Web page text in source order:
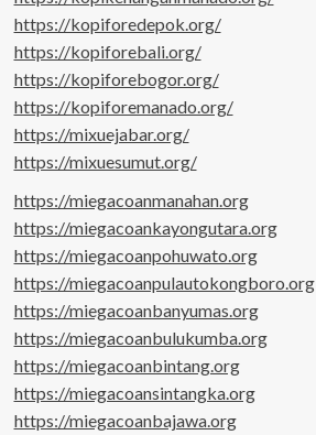
https://kopiforedepok.org/
https://kopiforebali.org/
https://kopiforebogor.org/
https://kopiforemanado.org/
https://mixuejabar.org/
https://mixuesumut.org/
https://miegacoanmanahan.org
https://miegacoankayongutara.org
https://miegacoanpohuwato.org
https://miegacoanpulautokongboro.org
https://miegacoanbanyumas.org
https://miegacoanbulukumba.org
https://miegacoanbintang.org
https://miegacoansintangka.org
https://miegacoanbajawa.org